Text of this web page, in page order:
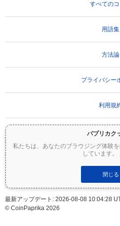
パプリカク
私たちは、あなたのブラウジング体験
しています。
閉じる
すべての
用語集
方法論
プライバシー
利用規
重要な免責事項：
す。投資額の一部または全額を失う可能性が
情報提供のみを目的としており、財務または
りません。投資判断を行う前に、必ずご自身
イナンシャルアドバイザーに相談してくださ
因するいかなる損失についても責任を負いませ
最新アップデート: 2026-08-08 10:04:28
© CoinPaprika 2026